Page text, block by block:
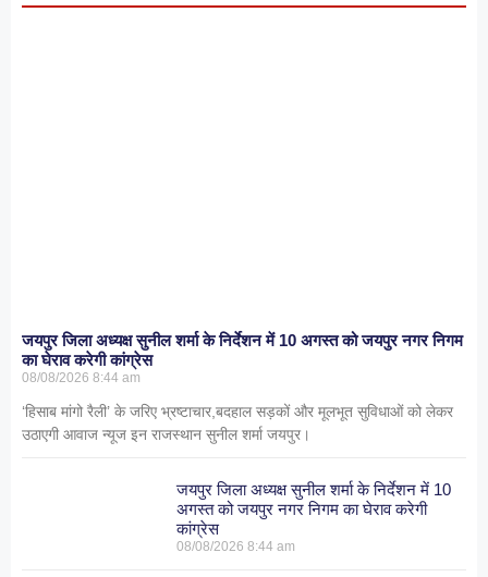
जयपुर जिला अध्यक्ष सुनील शर्मा के निर्देशन में 10 अगस्त को जयपुर नगर निगम
का घेराव करेगी कांग्रेस
08/08/2026 8:44 am
‘हिसाब मांगो रैली’ के जरिए भ्रष्टाचार,बदहाल सड़कों और मूलभूत सुविधाओं को लेकर
उठाएगी आवाज न्यूज इन राजस्थान सुनील शर्मा जयपुर।
जयपुर जिला अध्यक्ष सुनील शर्मा के निर्देशन में 10
अगस्त को जयपुर नगर निगम का घेराव करेगी
कांग्रेस
08/08/20268:44 am